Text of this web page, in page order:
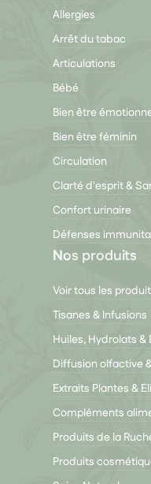
Allergies
Arrêt du tabac
Articulations
Bébé
Bien être
Bien être féminin
Circulation
Clarté d'esprit &
Confort urinaire
Défenses
Nos produits
Voir tous les
Tisanes & Infusions
Huiles, Hydrolats &
Diffusion olfactive
Extraits Plantes &
Compléments
Produits de la
Produits